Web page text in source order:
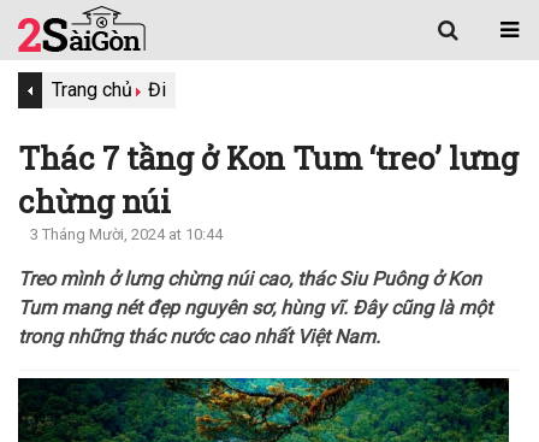
Trang chủ Đi
Thác 7 tầng ở Kon Tum ‘treo’ lưng
chừng núi
3 Tháng Mười, 2024 at 10:44
Treo mình ở lưng chừng núi cao, thác Siu Puông ở Kon
Tum mang nét đẹp nguyên sơ, hùng vĩ. Đây cũng là một
trong những thác nước cao nhất Việt Nam.